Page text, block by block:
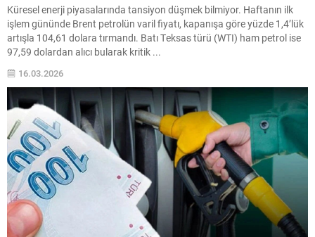
Küresel enerji piyasalarında tansiyon düşmek bilmiyor. Haftanın ilk
işlem gününde Brent petrolün varil fiyatı, kapanışa göre yüzde 1,4’lük
artışla 104,61 dolara tırmandı. Batı Teksas türü (WTI) ham petrol ise
97,59 dolardan alıcı bularak kritik ...
16.03.2026